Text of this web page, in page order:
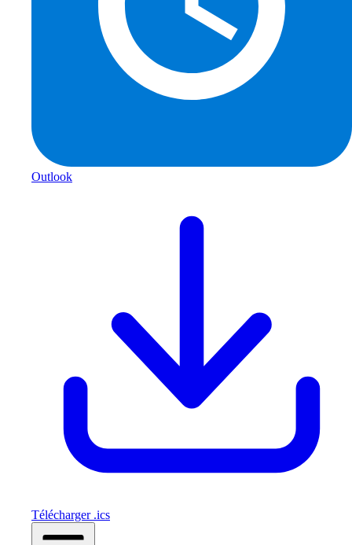
Outlook
Télécharger .ics